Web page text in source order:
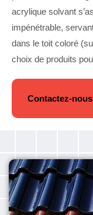
acrylique solvant
impénétrable,
dans le toit coloré
choix de produits
Contactez-nous